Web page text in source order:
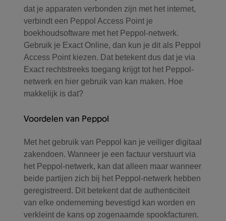
dat je apparaten verbonden zijn met het internet,
verbindt een Peppol Access Point je
boekhoudsoftware met het Peppol-netwerk.
Gebruik je Exact Online, dan kun je dit als Peppol
Access Point kiezen. Dat betekent dus dat je via
Exact rechtstreeks toegang krijgt tot het Peppol-
netwerk en hier gebruik van kan maken. Hoe
makkelijk is dat?
Voordelen van Peppol
Met het gebruik van Peppol kan je veiliger digitaal
zakendoen. Wanneer je een factuur verstuurt via
het Peppol-netwerk, kan dat alleen maar wanneer
beide partijen zich bij het Peppol-netwerk hebben
geregistreerd. Dit betekent dat de authenticiteit
van elke onderneming bevestigd kan worden en
verkleint de kans op zogenaamde spookfacturen.